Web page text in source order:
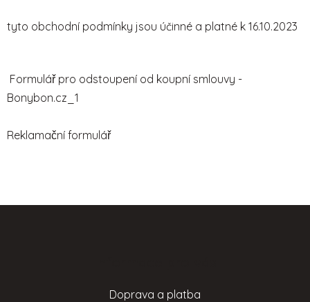
tyto obchodní podmínky jsou účinné a platné k 16.10.2023
Formulář pro odstoupení od koupní smlouvy -
Bonybon.cz_1
Reklamační formulář
Doprava a platba